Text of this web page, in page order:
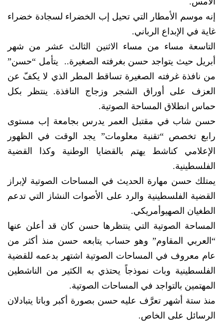
إنه موسم الأمطار التي تحيل إب الخضراء لسجادة خضراء
غاية في الإبداع الرباني.
التاسعة مساء من مساء الاثنين الثالث عشر من شهر
أبريل حيث يتواجد حسن بغرفته الصغيرة.. يتأمل “حسن”
من نافذة غرفته الصغيرة تساقط المطر الذي لا يكفّ عن
العزف على أوراق الشجر وزجاج النافذة. ينتظر بكل
حماس انطلاق المساحة الصوتية.
حسن شاب في مقتبل العمر يدرس بجامعة إب مستوى
رابع تخصص “تقنية معلومات” يجد الوقت في الظهور
الإعلامي كناشط يهتم بالقضايا الوطنية وكذا القضية
الفلسطينية.
يمتلك حسن مهارة الحديث في المساحات الصوتية لإبراز
القضية الفلسطينية والرد على الأصوات النشاز التي تدعم
الطغيان الصهيوأمريكي.
المساحة الصوتية التي ينتظرها حسن كان قد أعلن عنها
“العربي المقاوم” وهو حساب يتابعه حسن منذ أكثر من
عام معروف في المساحات الصوتية اشتهر بدعمه للقضية
الفلسطينية وبات نموذجاً يحتذي به الكثير من الناشطين
المهتمين بالتواجد في المساحات الصوتية.
منذ ستة أشهر تعرَّف عليه حسن بصورة أكبر وباتا يتبادلان
الرسائل على الخاص.